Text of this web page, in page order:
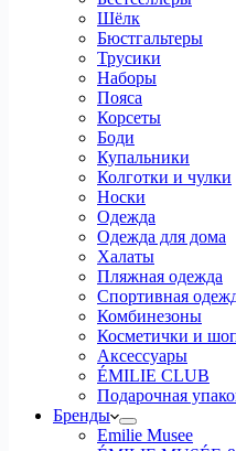
Шёлк
Бюстгальтеры
Трусики
Наборы
Пояса
Корсеты
Боди
Купальники
Колготки и чулки
Носки
Одежда
Одежда для дома
Халаты
Пляжная одежда
Спортивная
Комбинезоны
Косметички и
Аксессуары
ÉMILIE CLUB
Подарочная
Бренды
Emilie Musee